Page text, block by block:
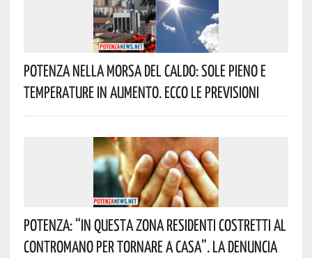
Potenza Nella Morsa Del Caldo: Sole Pieno E
Temperature In Aumento. Ecco Le Previsioni
Potenza: “In Questa Zona Residenti Costretti Al
Contromano Per Tornare A Casa”. La Denuncia